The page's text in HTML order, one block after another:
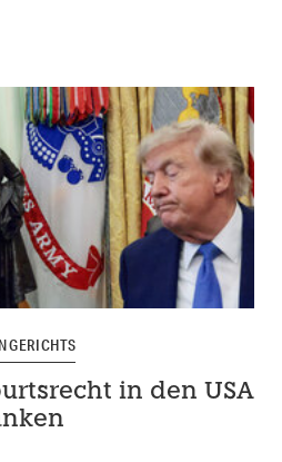
GERICHTS
in den USA